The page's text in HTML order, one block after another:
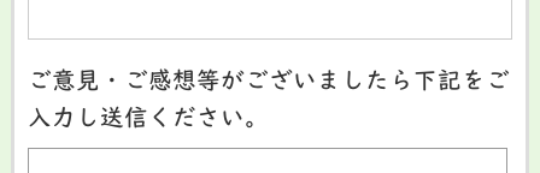
ご意見・ご感想等がございましたら下記をご
入力し送信ください。